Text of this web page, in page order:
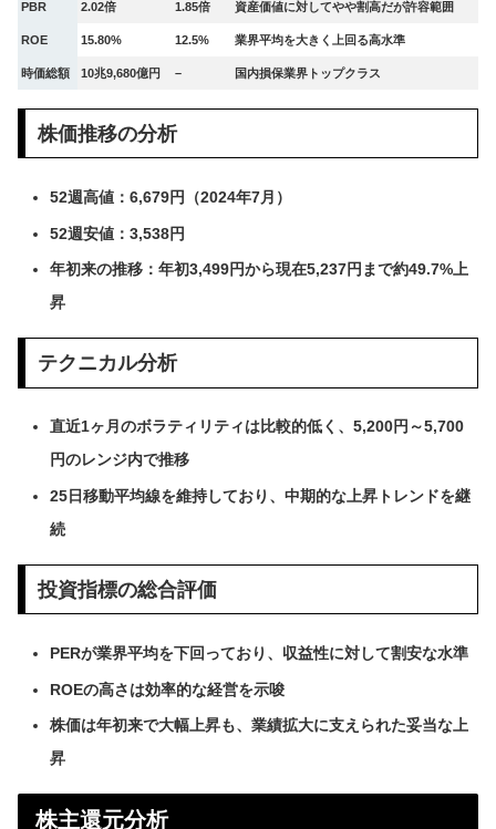
PBR 2.02倍 1.85倍 資産価値に対してやや割高だが許容範囲
ROE 15.80% 12.5% 業界平均を大きく上回る高水準
時価総額 10兆9,680億円 – 国内損保業界トップクラス
株価推移の分析
52週高値：6,679円（2024年7月）
52週安値：3,538円
年初来の推移：年初3,499円から現在5,237円まで約49.7%上
昇
テクニカル分析
直近1ヶ月のボラティリティは比較的低く、5,200円～5,700
円のレンジ内で推移
25日移動平均線を維持しており、中期的な上昇トレンドを継
続
投資指標の総合評価
PERが業界平均を下回っており、収益性に対して割安な水準
ROEの高さは効率的な経営を示唆
株価は年初来で大幅上昇も、業績拡大に支えられた妥当な上
昇
株主還元分析